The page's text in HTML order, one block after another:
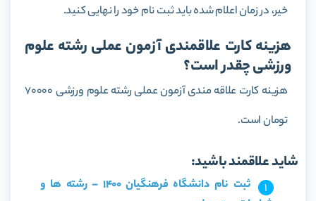
خیر، در زمان اعلام شده باید ثبت نام خود را نهایی کنید.
هزینه کارت علاقمندی آزمون عملی رشته علوم
ورزشی چقدر است؟
هزینه کارت علاقه مندی آزمون عملی رشته علوم ورزشی 70000
تومان است.
شاید علاقمند باشید:
ثبت نام دانشگاه فرهنگیان 1400 – رشته ها و